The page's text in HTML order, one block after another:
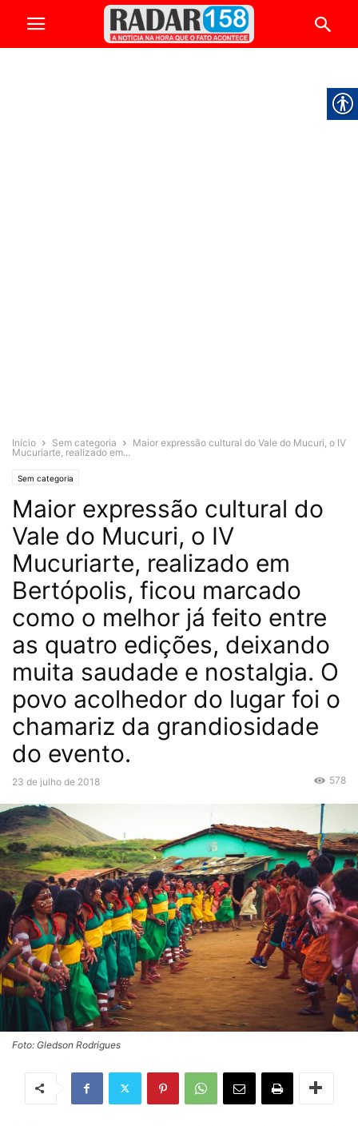
Início Sem categoria
Maior expressão cultural do Vale do Mucuri, o IV
Mucuriarte, realizado em...
Sem categoria
Maior expressão cultural do
Vale do Mucuri, o IV
Mucuriarte, realizado em
Bertópolis, ficou marcado
como o melhor já feito entre
as quatro edições, deixando
muita saudade e nostalgia. O
povo acolhedor do lugar foi o
chamariz da grandiosidade
do evento.
23 de julho de 2018 578
Foto: Gledson Rodrigues